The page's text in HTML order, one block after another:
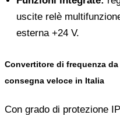
uscite relè
esterna +24 V.
Convertitore di frequenza
consegna veloce in Italia
Con grado di protezione